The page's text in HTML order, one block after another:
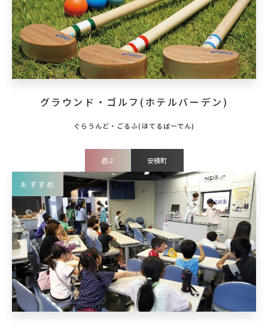
グラウンド・ゴルフ(ホテルバーデン)
遊ぶ 安積町
おすすめ